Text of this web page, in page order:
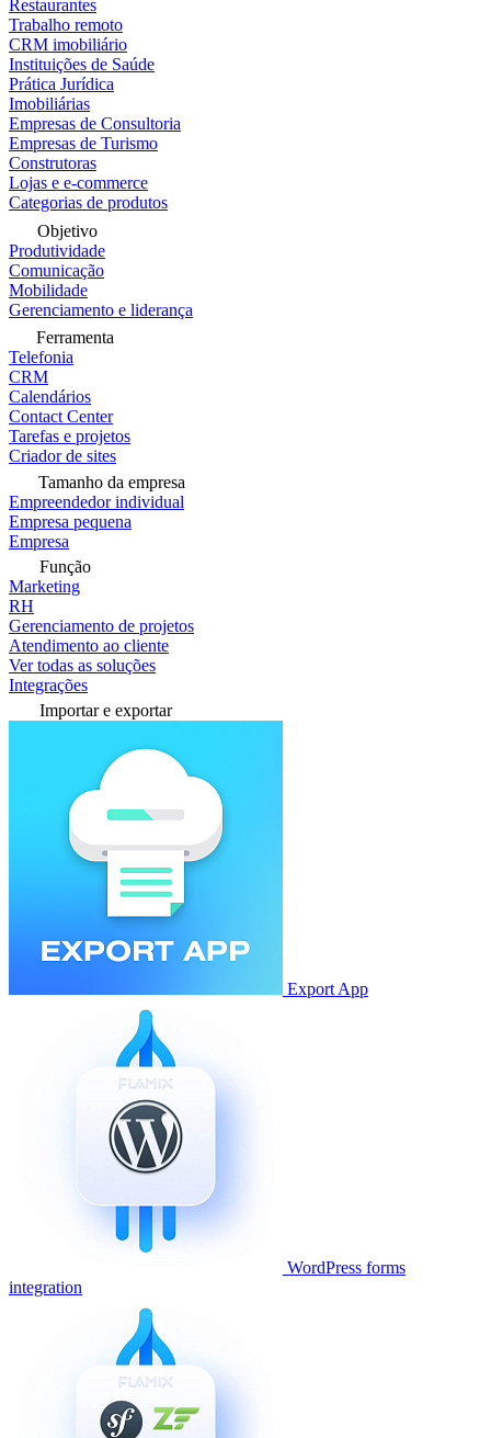
Restaurantes
Trabalho remoto
CRM imobiliário
Instituições de Saúde
Prática Jurídica
Imobiliárias
Empresas de Consultoria
Empresas de Turismo
Construtoras
Lojas e e-commerce
Categorias de produtos
Objetivo
Produtividade
Comunicação
Mobilidade
Gerenciamento e liderança
Ferramenta
Telefonia
CRM
Calendários
Contact Center
Tarefas e projetos
Criador de sites
Tamanho da empresa
Empreendedor individual
Empresa pequena
Empresa
Função
Marketing
RH
Gerenciamento de projetos
Atendimento ao cliente
Ver todas as soluções
Integrações
Importar e exportar
Export App
WordPress forms
integration